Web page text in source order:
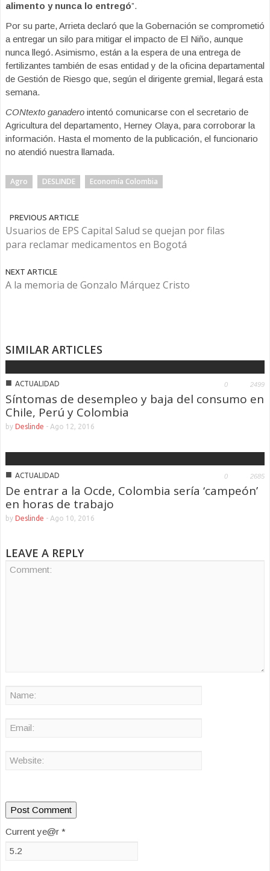
alimento y nunca lo entregó”.
Por su parte, Arrieta declaró que la Gobernación se comprometió
a entregar un silo para mitigar el impacto de El Niño, aunque
nunca llegó. Asimismo, están a la espera de una entrega de
fertilizantes también de esas entidad y de la oficina departamental
de Gestión de Riesgo que, según el dirigente gremial, llegará esta
semana.
CONtexto ganadero intentó comunicarse con el secretario de
Agricultura del departamento, Herney Olaya, para corroborar la
información. Hasta el momento de la publicación, el funcionario
no atendió nuestra llamada.
Agro DESLINDE Economía Colombia
PREVIOUS ARTICLE
Usuarios de EPS Capital Salud se quejan por filas
para reclamar medicamentos en Bogotá
NEXT ARTICLE
A la memoria de Gonzalo Márquez Cristo
SIMILAR ARTICLES
■ ACTUALIDAD 0 2499
Síntomas de desempleo y baja del consumo en
Chile, Perú y Colombia
by Deslinde - Ago 12, 2016
■ ACTUALIDAD 0 2685
De entrar a la Ocde, Colombia sería ‘campeón’
en horas de trabajo
by Deslinde - Ago 10, 2016
LEAVE A REPLY
Current ye@r *